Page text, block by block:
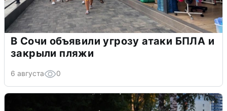
В Сочи объявили угрозу атаки БПЛА и
закрыли пляжи
6 августа 0